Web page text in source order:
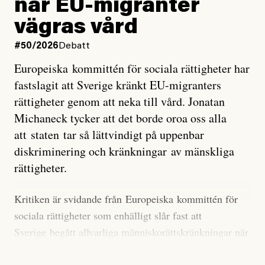
Stilla havet blir ovanligt varmt. Det påverkar vädret
över stora delar av världen och under
forskare allt oftare varnat för att den här El Niñon
Det verkar vara en underdrift, menar nu Zeke
Hausfather.
”Det ser ut som att årets El Niño inte bara med stor
sannolikhet kommer att bli den starkaste sedan
tillförlitliga mätningar inleddes – den kan till och med
marginal”, skriver han.
Styrkan i El Niño går att förutspå genom att mäta
när EU-migranter
vägras vård
#50/2026 Debatt
Europeiska kommittén för sociala rättigheter har
fastslagit att Sverige kränkt EU-migranters
rättigheter genom att neka till vård. Jonatan
Michaneck tycker att det borde oroa oss alla
att staten tar så lättvindigt på uppenbar
diskriminering och kränkningar av mänskliga
rättigheter.
Kritiken är svidande från Europeiska kommittén för
sociala rättigheter som enhälligt slår fast att
Sverige begått allvarliga människorättskränkningar när